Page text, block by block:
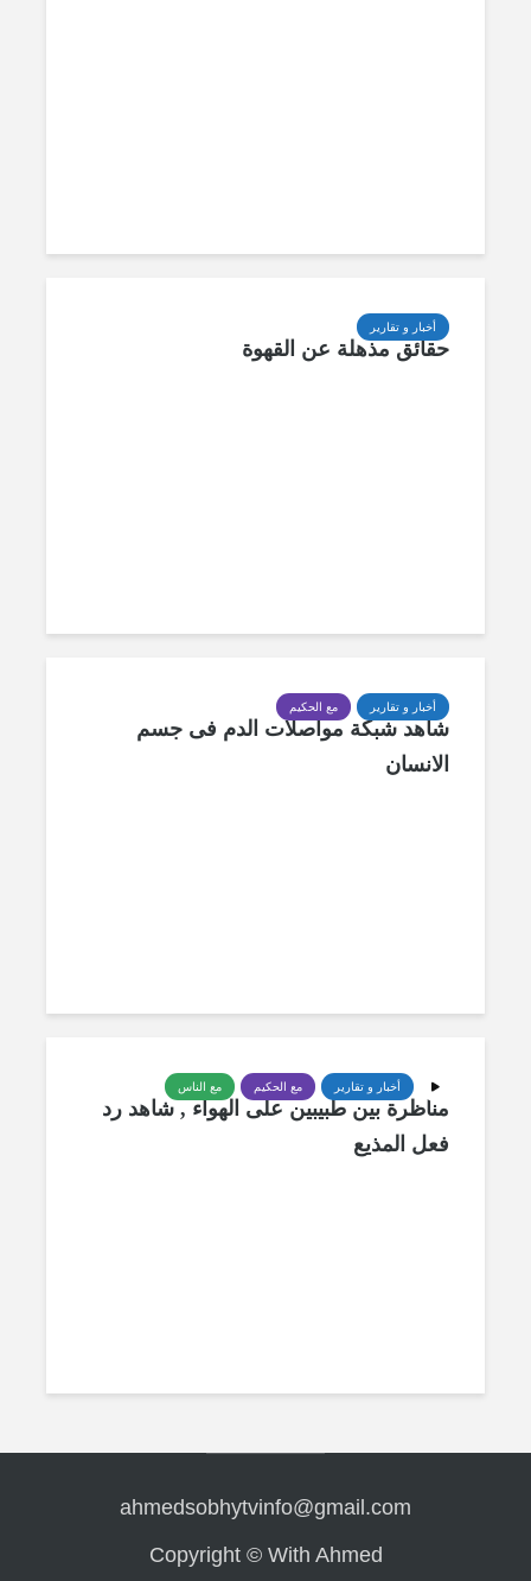
أخبار و تقارير
حقائق مذهلة عن القهوة
أخبار و تقارير مع الحكيم
شاهد شبكة مواصلات الدم فى جسم
الانسان
أخبار و تقارير مع الحكيم مع الناس
مناظرة بين طبيبين على الهواء , شاهد رد
فعل المذيع
ahmedsobhytvinfo@gmail.com
Copyright © With Ahmed